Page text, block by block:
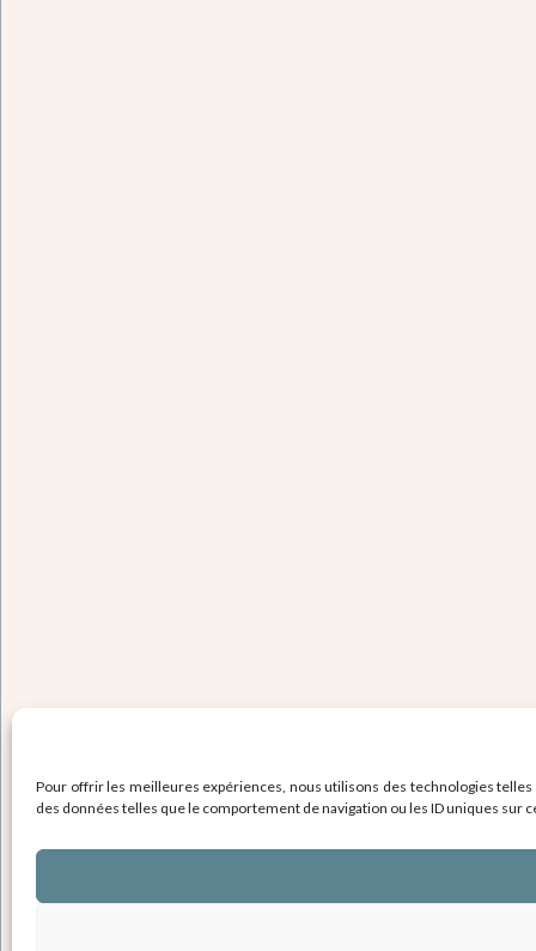
Pour offrir les meilleures expériences, nous utilisons des technologies
des données telles que le comportement de navigation ou les ID uniques